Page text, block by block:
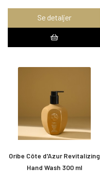
Se detaljer
Oribe Côte d'Azur Revitalizing
Hand Wash 300 ml